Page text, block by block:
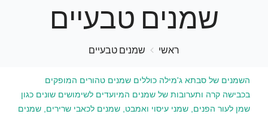
שמנים טבעיים
ראשי שמנים טבעיים
השמנים של סבתא ג'מילה כוללים שמנים טהורים המופקים
בכבישה קרה ותערובות של שמנים המיועדים לשימושים שונים כגון
שמן לעור הפנים, שמני עיסוי ואמבט, שמנים לכאבי שרירים, שמנים